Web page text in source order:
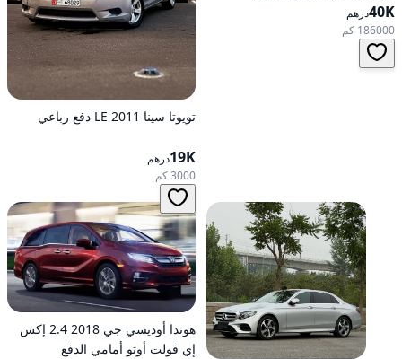
أوتوماتيكية بدفع كلي
40Kدرهم
186000 كم
تويوتا سينا 2011 LE دفع رباعي
19Kدرهم
3000 كم
هوندا أوديسي جي 2018 2.4 إكس
إي فولت أوتو أمامي الدفع